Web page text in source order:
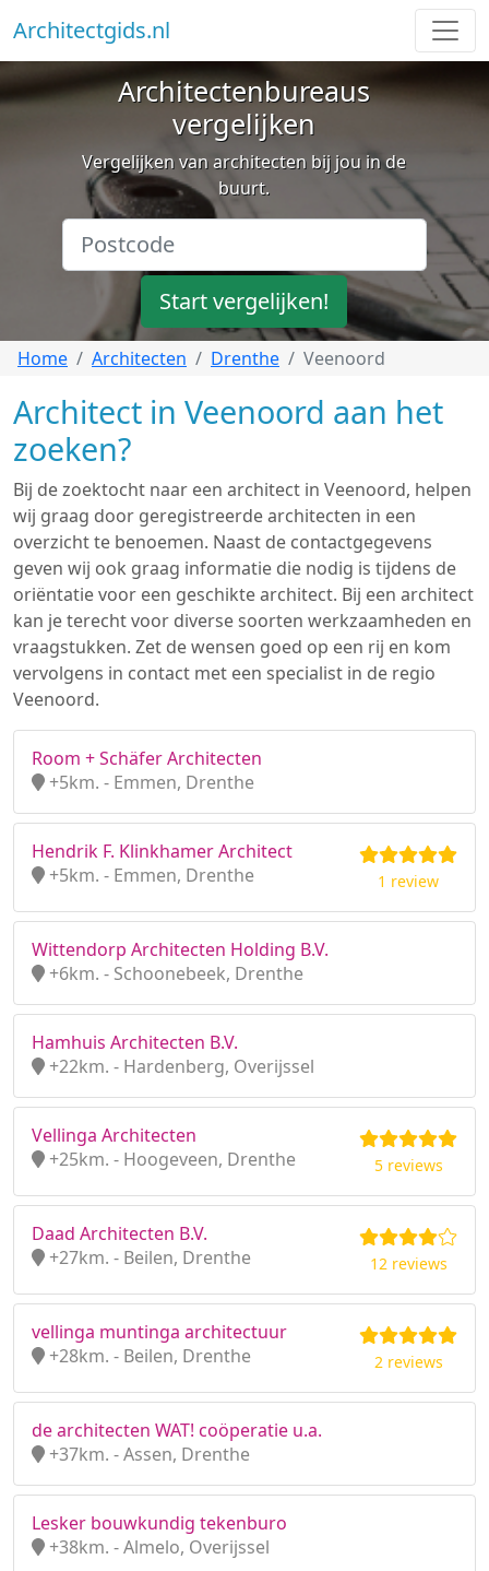
Architectgids.nl
Architectenbureaus
vergelijken
Vergelijken van architecten bij jou in de
buurt.
Start vergelijken!
Home Architecten Drenthe Veenoord
Architect in Veenoord aan het
zoeken?
Bij de zoektocht naar een architect in Veenoord, helpen
wij graag door geregistreerde architecten in een
overzicht te benoemen. Naast de contactgegevens
geven wij ook graag informatie die nodig is tijdens de
oriëntatie voor een geschikte architect. Bij een architect
kan je terecht voor diverse soorten werkzaamheden en
vraagstukken. Zet de wensen goed op een rij en kom
vervolgens in contact met een specialist in de regio
Veenoord.
Room + Schäfer Architecten
+5km. - Emmen, Drenthe
Hendrik F. Klinkhamer Architect
+5km. - Emmen, Drenthe
1 review
Wittendorp Architecten Holding B.V.
+6km. - Schoonebeek, Drenthe
Hamhuis Architecten B.V.
+22km. - Hardenberg, Overijssel
Vellinga Architecten
+25km. - Hoogeveen, Drenthe
5 reviews
Daad Architecten B.V.
+27km. - Beilen, Drenthe
12 reviews
vellinga muntinga architectuur
+28km. - Beilen, Drenthe
2 reviews
de architecten WAT! coöperatie u.a.
+37km. - Assen, Drenthe
Lesker bouwkundig tekenburo
+38km. - Almelo, Overijssel